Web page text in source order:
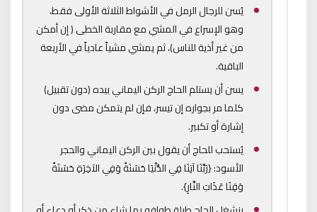
يُسن للرجال الرمل في الأشواط الثلاثة الأولى فقط،
وهو الإسراع في المشي مع مقاربة الخطى ( إن أمكن
من غير أذية للناس)، ثم يمشي مشياً عادياً في الأربعة
الباقية.
يسن أن يستلم الحاج الركن اليماني بيده (دون تقبيل)
كلما مر بجواره إن تيسر، فإن لم يتمكن مضى دون
إشارة أو تكبير.
يُستحب للحاج أن يقول بين الركن اليماني والحجر
الأسود: {رَبَّنَا آتِنَا فِي الدُّنْيَا حَسَنَةً وَفِي الآخِرَةِ حَسَنَةً
وَقِنَا عَذَابَ النَّارِ}.